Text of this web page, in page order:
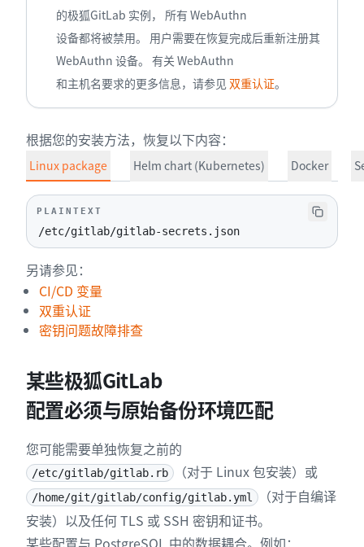
的极狐GitLab 实例， 所有 WebAuthn
设备都将被禁用。 用户需要在恢复完成后重新注册其
WebAuthn 设备。 有关 WebAuthn
和主机名要求的更多信息，请参见双重认证。
根据您的安装方法，恢复以下内容：
Linux package Helm chart (Kubernetes) Docker
PLAINTEXT
/etc/gitlab/gitlab-secrets.json
另请参见：
CI/CD 变量
双重认证
密钥问题故障排查
某些极狐GitLab
配置必须与原始备份环境匹配
您可能需要单独恢复之前的
/etc/gitlab/gitlab.rb （对于 Linux 包安装）或
/home/git/gitlab/config/gitlab.yml
（对于自编译
安装）以及任何 TLS 或 SSH 密钥和证书。
某些配置与 PostgreSQL 中的数据耦合。例如：